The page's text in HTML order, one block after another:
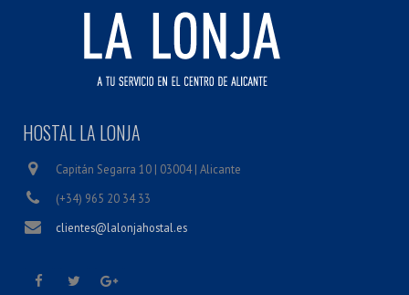
HOSTAL LA LONJA
Capitán Segarra 10 | 03004 | Alicante
(+34) 965 20 34 33
clientes@lalonjahostal.es